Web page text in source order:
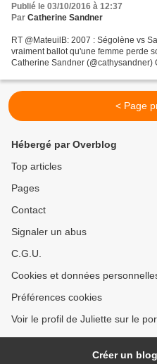
Publié le 03/10/2016 à 12:37
Par Catherine Sandner
RT @MateuilB: 2007 : Ségolène vs
vraiment ballot qu'une femme perde
Catherine Sandner (@cathysandner)
< Page
Hébergé par Overblog
Top articles
Pages
Contact
Signaler un abus
C.G.U.
Cookies et données
Préférences cookies
Voir le profil de Juliette sur le
Créer un